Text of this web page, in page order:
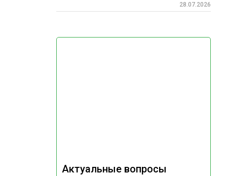
Актуальные вопросы
28.07.2026